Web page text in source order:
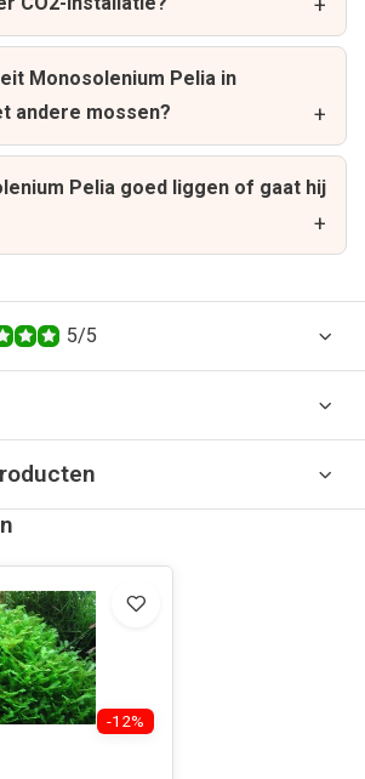
Monosolenium Pelia in
andere mossen?
Pelia goed liggen of gaat hij
5/5
-12%